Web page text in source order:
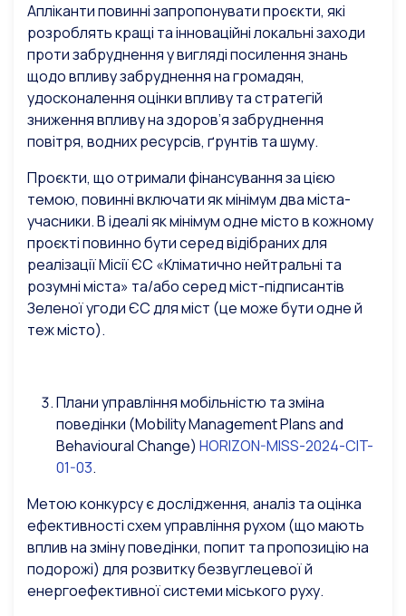
Апліканти повинні запропонувати проєкти, які
розроблять кращі та інноваційні локальні заходи
проти забруднення у вигляді посилення знань
щодо впливу забруднення на громадян,
удосконалення оцінки впливу та стратегій
зниження впливу на здоров’я забруднення
повітря, водних ресурсів, ґрунтів та шуму.
Проєкти, що отримали фінансування за цією
темою, повинні включати як мінімум два міста-
учасники. В ідеалі як мінімум одне місто в кожному
проєкті повинно бути серед відібраних для
реалізації Місії ЄС «Кліматично нейтральні та
розумні міста» та/або серед міст-підписантів
Зеленої угоди ЄС для міст (це може бути одне й
теж місто).
Плани управління мобільністю та зміна
поведінки (Mobility Management Plans and
Behavioural Change) HORIZON-MISS-2024-CIT-
01-03.
Метою конкурсу є дослідження, аналіз та оцінка
ефективності схем управління рухом (що мають
вплив на зміну поведінки, попит та пропозицію на
подорожі) для розвитку безвуглецевої й
енергоефективної системи міського руху.